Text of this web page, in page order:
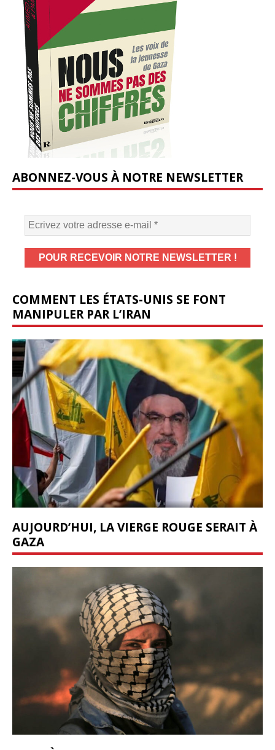
ABONNEZ-VOUS À NOTRE NEWSLETTER
COMMENT LES ÉTATS-UNIS SE FONT
MANIPULER PAR L’IRAN
AUJOURD’HUI, LA VIERGE ROUGE SERAIT À
GAZA